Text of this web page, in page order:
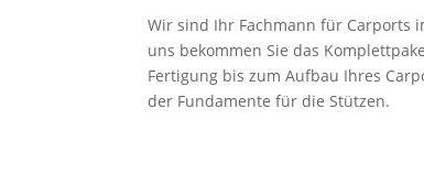
Wir sind Ihr Fachmann für Carports
uns bekommen Sie das
Fertigung bis zum Aufbau Ihres
der Fundamente für die Stützen.